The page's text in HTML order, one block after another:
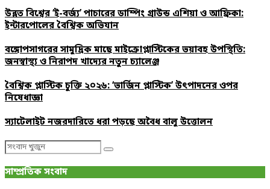
উন্নত বিশ্বের ‘ই-বর্জ্য’ পাচারের ডাম্পিং গ্রাউন্ড এশিয়া ও আফ্রিকা:
ইন্টারপোলের বৈশ্বিক অভিযান
বঙ্গোপসাগরের সামুদ্রিক মাছে মাইক্রোপ্লাস্টিকের ভয়াবহ উপস্থিতি:
জনস্বাস্থ্য ও নিরাপদ খাদ্যের নতুন চ্যালেঞ্জ
বৈশ্বিক প্লাস্টিক চুক্তি ২০২৬: ‘ভার্জিন প্লাস্টিক’ উৎপাদনের ওপর
নিষেধাজ্ঞা
স্যাটেলাইট নজরদারিতে ধরা পড়ছে অবৈধ বালু উত্তোলন
Search
Search
সাম্প্রতিক সংবাদ